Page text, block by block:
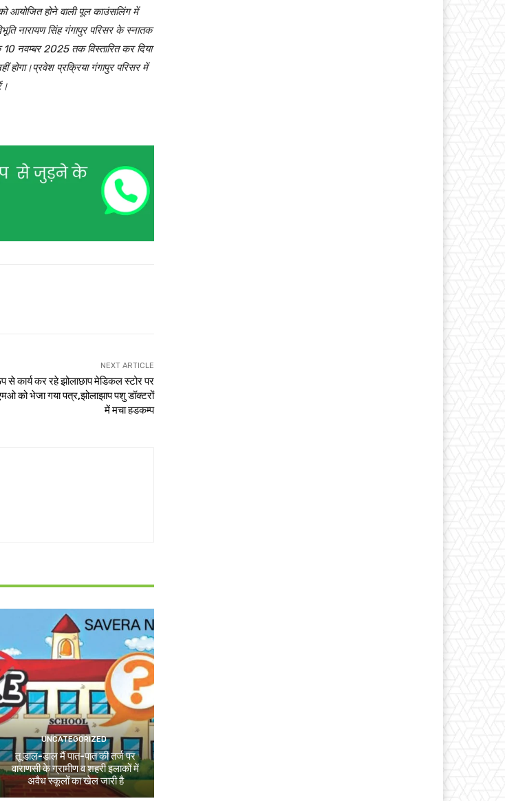
आयोजित होने वाली पूल काउंसलिंग में
नारायण सिंह गंगापुर परिसर के स्नातक
नवम्बर 2025 तक विस्तारित कर दिया
होगा।प्रवेश प्रक्रिया गंगापुर परिसर में
NEXT ARTICLE
कार्य कर रहे झोलाछाप मेडिकल स्टोर पर
को भेजा गया पत्र,झोलाझाप पशु डॉक्टरों
में मचा हडकम्प
UNCATEGORIZED
तू डाल-डाल मैं पात-पात की तर्ज पर
वाराणसी के ग्रामीण व शहरी इलाकों में
अवैध स्कूलों का खेल जारी है